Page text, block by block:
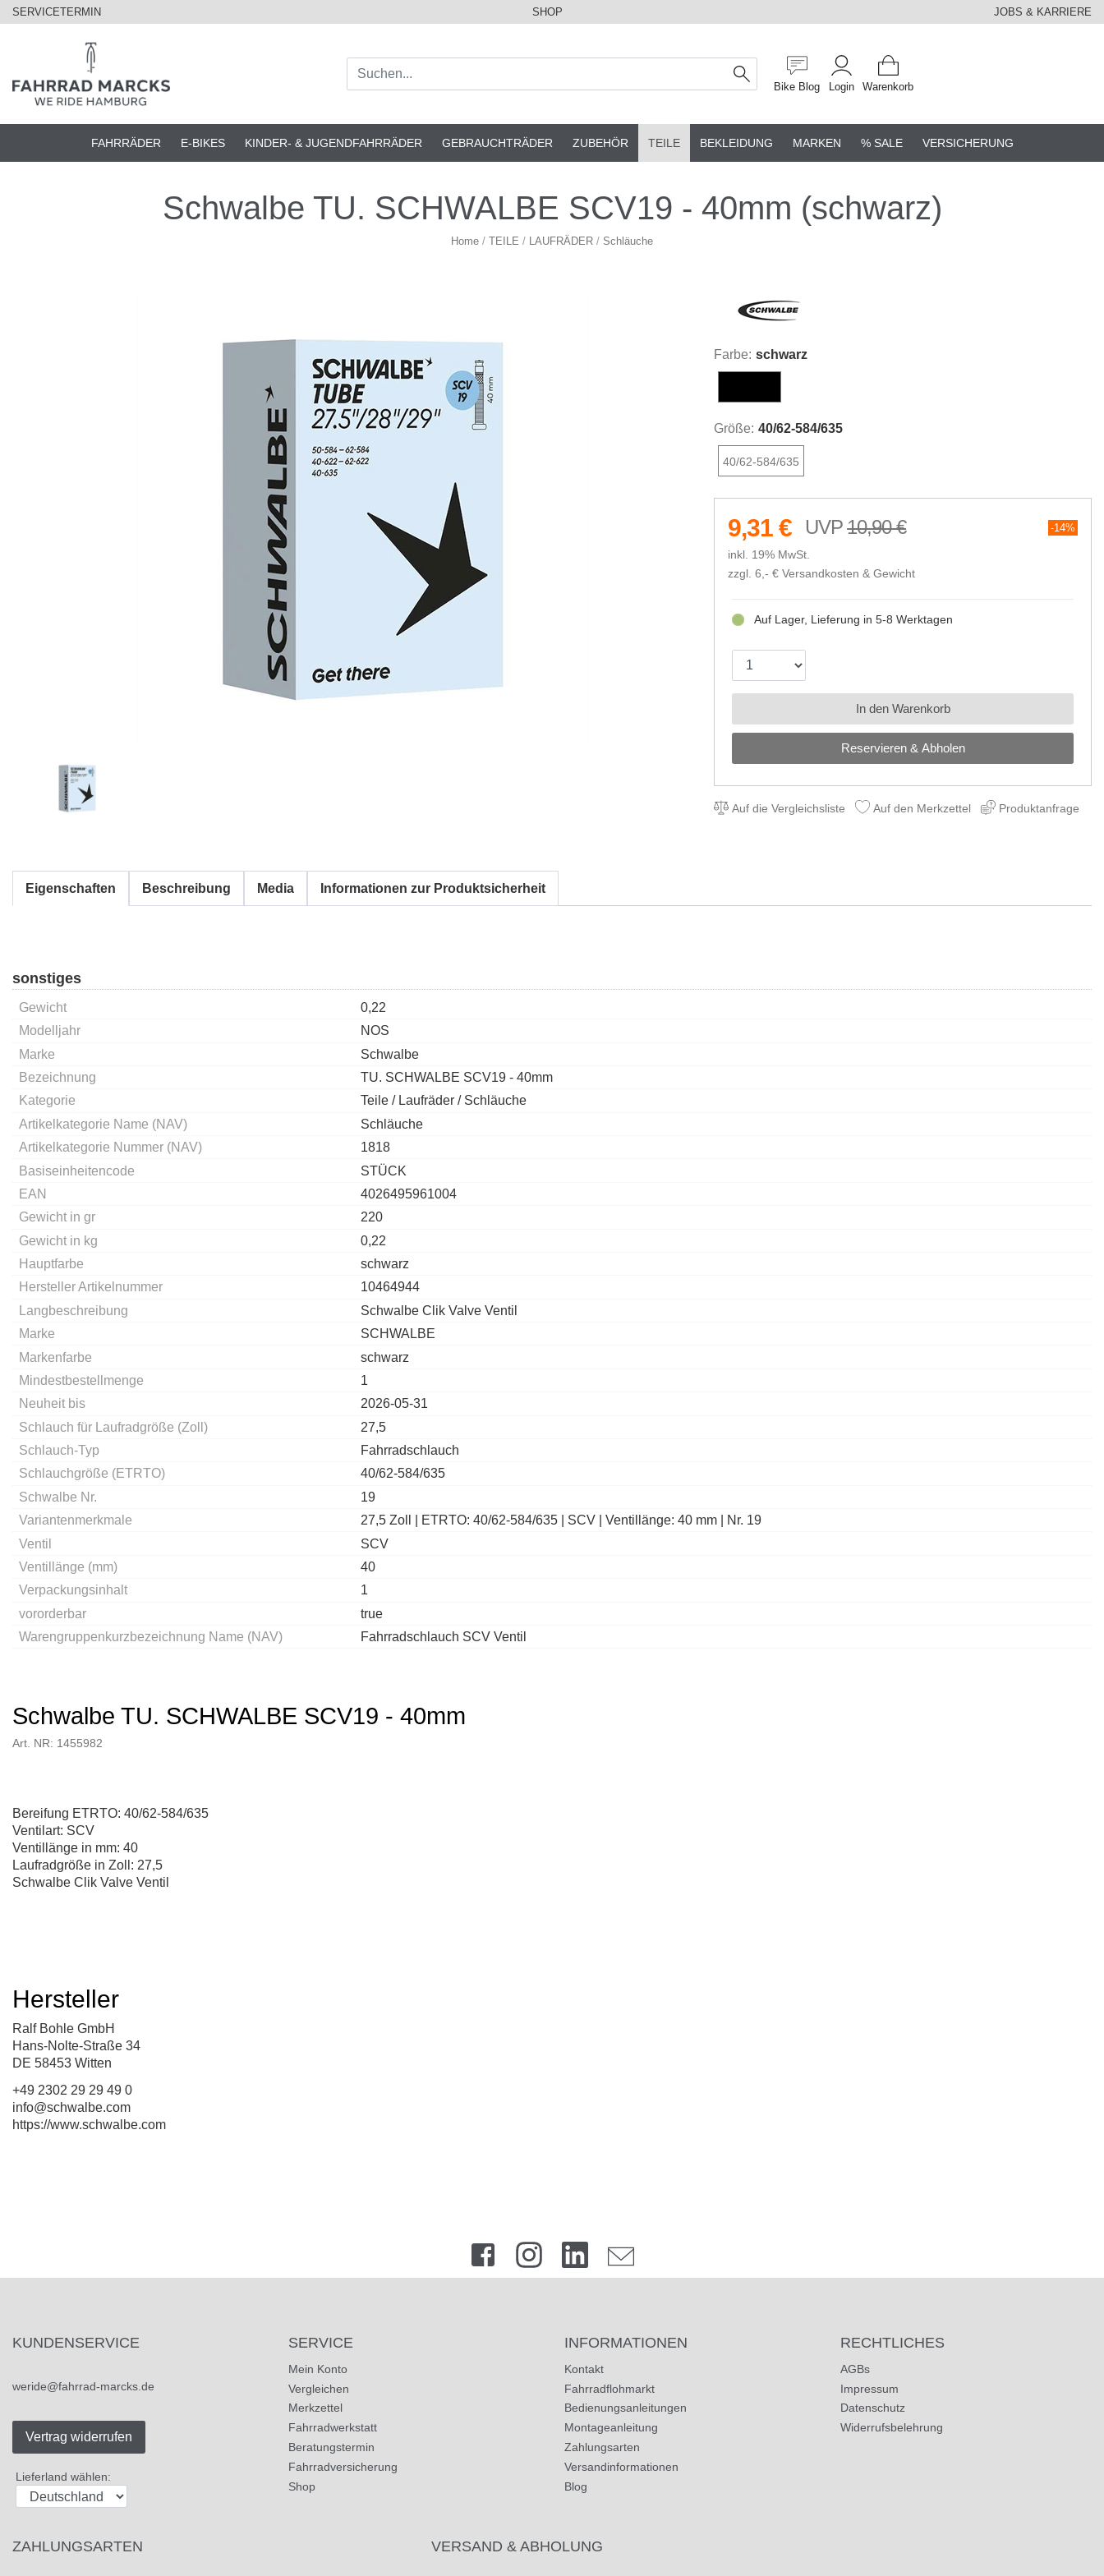
SERVICETERMIN SHOP JOBS & KARRIERE
Bike Blog Login Warenkorb
FAHRRÄDER E-BIKES KINDER- & JUGENDFAHRRÄDER GEBRAUCHTRÄDER ZUBEHÖR TEILE BEKLEIDUNG MARKEN % SALE VERSICHERUNG
Schwalbe TU. SCHWALBE SCV19 - 40mm (schwarz)
Home / TEILE / LAUFRÄDER / Schläuche
Farbe: schwarz
Größe: 40/62-584/635
40/62-584/635
10,90 € 14%
9,31 €
inkl. 19% MwSt.
zzgl. 6,- € Versandkosten & Gewicht
Reservieren & Abholen
Auf Lager, Lieferung in 5-8 Werktagen
In den Warenkorb
Auf die Vergleichsliste Auf den Merkzettel Produktanfrage
Eigenschaften Beschreibung Media Informationen zur Produktsicherheit
sonstiges
Gewicht
0,22
Modelljahr
NOS
Marke
Schwalbe
Bezeichnung
TU. SCHWALBE SCV19 - 40mm
Kategorie
Teile / Laufräder / Schläuche
Artikelkategorie Name (NAV)
Schläuche
Artikelkategorie Nummer (NAV)
1818
Basiseinheitencode
STÜCK
EAN
4026495961004
Gewicht in gr
220
Gewicht in kg
0,22
Hauptfarbe
schwarz
Hersteller Artikelnummer
10464944
Langbeschreibung
Schwalbe Clik Valve Ventil
Marke
SCHWALBE
Markenfarbe
schwarz
Mindestbestellmenge
1
Neuheit bis
2026-05-31
Schlauch für Laufradgröße (Zoll)
27,5
Schlauch-Typ
Fahrradschlauch
Schlauchgröße (ETRTO)
40/62-584/635
Schwalbe Nr.
19
Variantenmerkmale
27,5 Zoll | ETRTO: 40/62-584/635 | SCV | Ventillänge: 40 mm | Nr. 19
Ventil
SCV
Ventillänge (mm)
40
Verpackungsinhalt
1
vororderbar
true
Warengruppenkurzbezeichnung Name (NAV)
Fahrradschlauch SCV Ventil
Schwalbe TU. SCHWALBE SCV19 - 40mm
Art. NR: 1455982
Bereifung ETRTO: 40/62-584/635
Ventilart: SCV
Ventillänge in mm: 40
Laufradgröße in Zoll: 27,5
Schwalbe Clik Valve Ventil
Hersteller
Ralf Bohle GmbH
Hans-Nolte-Straße 34
DE 58453 Witten
+49 2302 29 29 49 0
info@schwalbe.com
https://www.schwalbe.com
KUNDENSERVICE
weride@fahrrad-marcks.de
Vertrag widerrufen
Lieferland wählen:
SERVICE
Mein Konto
Vergleichen
Merkzettel
Fahrradwerkstatt
Beratungstermin
Fahrradversicherung
Shop
INFORMATIONEN
Kontakt
Fahrradflohmarkt
Bedienungsanleitungen
Montageanleitung
Zahlungsarten
Versandinformationen
Blog
RECHTLICHES
AGBs
Impressum
Datenschutz
Widerrufsbelehrung
ZAHLUNGSARTEN VERSAND & ABHOLUNG